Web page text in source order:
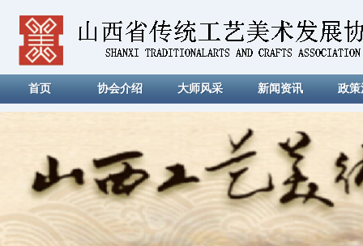
首页 协会介绍 大师风采 新闻资讯 政策